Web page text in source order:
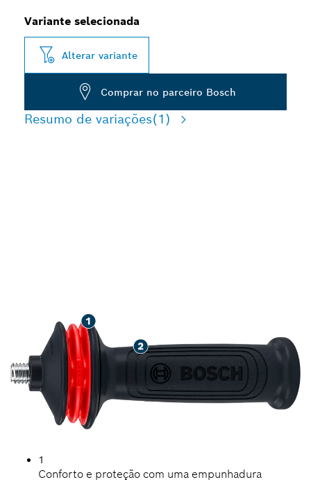
Variante selecionada
Alterar variante
Comprar no parceiro Bosch
Resumo de variações(1)
1
Conforto e proteção com uma empunhadura